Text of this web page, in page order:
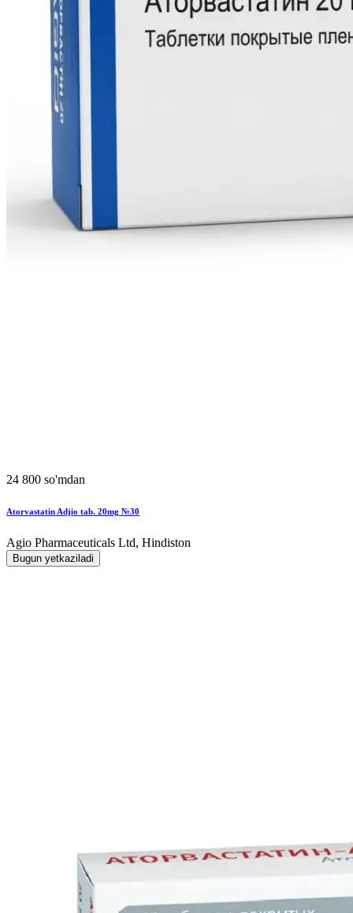
24 800 so'mdan
Atorvastatin Adjio tab. 20mg №30
Agio Pharmaceuticals Ltd, Hindiston
Bugun yetkaziladi